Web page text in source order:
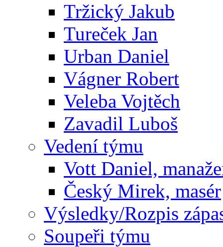
Tržický Jakub
Tureček Jan
Urban Daniel
Vágner Robert
Veleba Vojtěch
Zavadil Luboš
Vedení týmu
Vott Daniel,
Český Mirek, masér
Výsledky/Rozpis
Soupeři týmu